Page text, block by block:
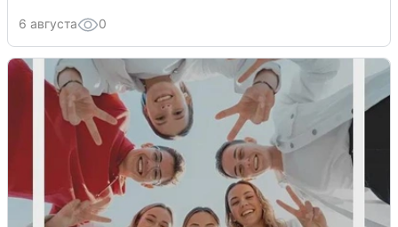
6 августа 0